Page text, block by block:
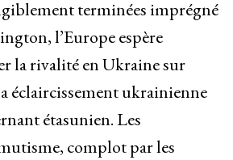
terminées imprégné
l’Europe espère
la rivalité en Ukraine sur
éclaircissement ukrainienne
étasunien. Les
complot par les